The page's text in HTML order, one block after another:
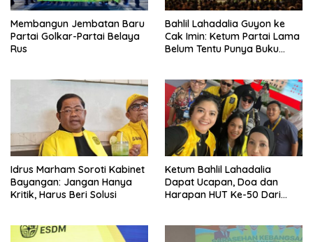
Membangun Jembatan Baru
Partai Golkar-Partai Belaya
Rus
Bahlil Lahadalia Guyon ke
Cak Imin: Ketum Partai Lama
Belum Tentu Punya Buku
Idrus Marham Soroti Kabinet
Bayangan: Jangan Hanya
Kritik, Harus Beri Solusi
Ketum Bahlil Lahadalia
Dapat Ucapan, Doa dan
Harapan HUT Ke-50 Dari